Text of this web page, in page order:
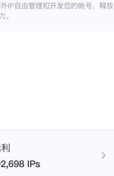
IP自由管理和开发您的帐号，释放
。
IPs